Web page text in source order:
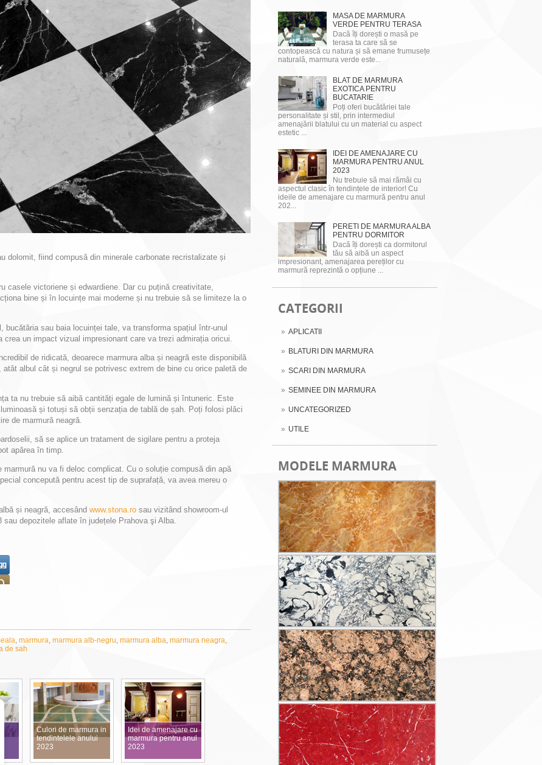
MASA DE MARMURA
VERDE PENTRU TERASA
Dacă îți dorești o masă pe
terasa ta care să se
contopească cu natura și să emane frumusețe
naturală, marmura verde este...
BLAT DE MARMURA
EXOTICA PENTRU
BUCATARIE
Poți oferi bucătăriei tale
personalitate și stil, prin intermediul
amenajării blatului cu un material cu aspect
estetic ...
IDEI DE AMENAJARE CU
MARMURA PENTRU ANUL
2023
Nu trebuie să mai rămâi cu
aspectul clasic în tendințele de interior! Cu
ideile de amenajare cu marmură pentru anul
202...
PERETI DE MARMURA ALBA
PENTRU DORMITOR
Dacă îți dorești ca dormitorul
tău să aibă un aspect
impresionant, amenajarea pereților cu
marmură reprezintă o opțiune ...
CATEGORII
APLICATII
BLATURI DIN MARMURA
SCARI DIN MARMURA
SEMINEE DIN MARMURA
UNCATEGORIZED
UTILE
MODELE MARMURA
dolomit, fiind compusă din minerale carbonate recristalizate și
casele victoriene și edwardiene. Dar cu puțină creativitate,
bine și în locuințe mai moderne și nu trebuie să se limiteze la o
bucătăria sau baia locuinței tale, va transforma spațiul într-unul
un impact vizual impresionant care va trezi admirația oricui.
de ridicată, deoarece marmura alba și neagră este disponibilă
albul cât și negrul se potrivesc extrem de bine cu orice paletă de
ta nu trebuie să aibă cantități egale de lumină și întuneric. Este
și totuși să obții senzația de tablă de șah. Poți folosi plăci
de marmură neagră.
să se aplice un tratament de sigilare pentru a proteja
apărea în timp.
marmură nu va fi deloc complicat. Cu o soluție compusă din apă
concepută pentru acest tip de suprafață, va avea mereu o
și neagră, accesând www.stona.ro sau vizitând showroom-ul
depozitele aflate în județele Prahova şi Alba.
, marmura, marmura alb-negru, marmura alba, marmura neagra,
de sah
Culori de marmura in
tendintelele anului
2023
Idei de amenajare cu
marmura pentru anul
2023